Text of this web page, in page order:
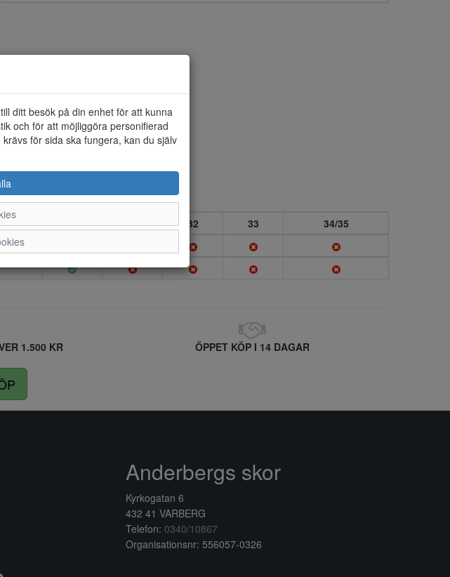
30 31 32 33
34/35
1.500 KR ÖPPET KÖP I 14 DAGAR
ditt besök på din enhet för att kunna
och för att möjliggöra personifierad
för sida ska fungera, kan du själv
Anderbergs skor
Kyrkogatan 6
432 41 VARBERG
Telefon: 0340/10867
Organisationsnr: 556057-0326